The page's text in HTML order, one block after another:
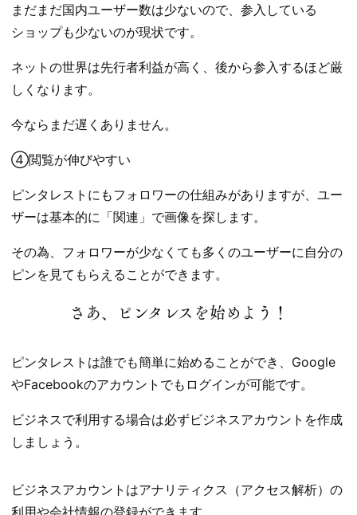
まだまだ国内ユーザー数は少ないので、参入している
ショップも少ないのが現状です。
ネットの世界は先行者利益が高く、後から参入するほど厳
しくなります。
今ならまだ遅くありません。
④閲覧が伸びやすい
ピンタレストにもフォロワーの仕組みがありますが、ユー
ザーは基本的に「関連」で画像を探します。
その為、フォロワーが少なくても多くのユーザーに自分の
ピンを見てもらえることができます。
さあ、ピンタレスを始めよう！
ピンタレストは誰でも簡単に始めることができ、Google
やFacebookのアカウントでもログインが可能です。
ビジネスで利用する場合は必ずビジネスアカウントを作成
しましょう。
ビジネスアカウントはアナリティクス（アクセス解析）の
利用や会社情報の登録ができます。